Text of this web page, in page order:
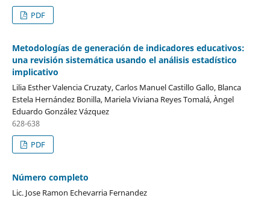
PDF
Metodologías de generación de indicadores educativos:
una revisión sistemática usando el análisis estadístico
implicativo
Lilia Esther Valencia Cruzaty, Carlos Manuel Castillo Gallo, Blanca
Estela Hernández Bonilla, Mariela Viviana Reyes Tomalá, Àngel
Eduardo González Vázquez
628-638
PDF
Número completo
Lic. Jose Ramon Echevarria Fernandez